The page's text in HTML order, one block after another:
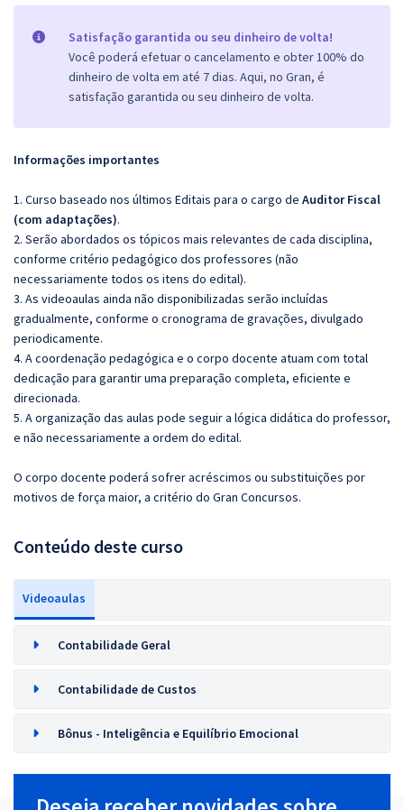
Satisfação garantida ou seu dinheiro de volta!
Você poderá efetuar o cancelamento e obter 100% do
dinheiro de volta em até 7 dias. Aqui, no Gran, é
satisfação garantida ou seu dinheiro de volta.
Informações importantes
1. Curso baseado nos últimos Editais para o cargo de Auditor Fiscal
(com adaptações).
2. Serão abordados os tópicos mais relevantes de cada disciplina,
conforme critério pedagógico dos professores (não
necessariamente todos os itens do edital).
3. As videoaulas ainda não disponibilizadas serão incluídas
gradualmente, conforme o cronograma de gravações, divulgado
periodicamente.
4. A coordenação pedagógica e o corpo docente atuam com total
dedicação para garantir uma preparação completa, eficiente e
direcionada.
5. A organização das aulas pode seguir a lógica didática do professor,
e não necessariamente a ordem do edital.
O corpo docente poderá sofrer acréscimos ou substituições por
motivos de força maior, a critério do Gran Concursos.
Conteúdo deste curso
Videoaulas
Contabilidade Geral
Contabilidade de Custos
Bônus - Inteligência e Equilíbrio Emocional